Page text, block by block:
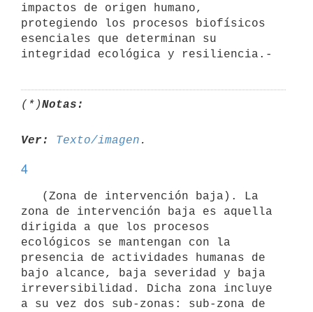
impactos de origen humano,
protegiendo los procesos biofísicos
esenciales que determinan su
integridad ecológica y resiliencia.-
(*)Notas:
Ver: Texto/imagen
4
zona de intervención baja es aquella
dirigida a que los procesos
ecológicos se mantengan con la
presencia de actividades humanas de
bajo alcance, baja severidad y baja
irreversibilidad. Dicha zona incluye
a su vez dos sub-zonas: sub-zona de